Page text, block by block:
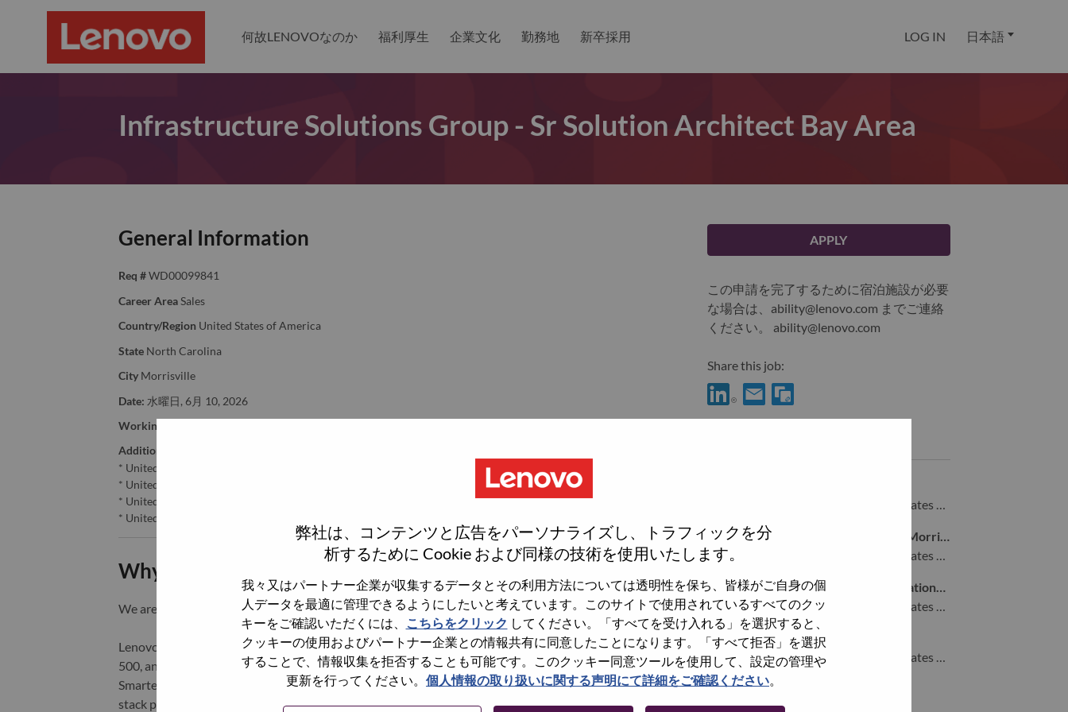
弊社は、コンテンツと広告をパーソナライズし、トラフィックを分
析するために Cookie および同様の技術を使用いたします。
我々又はパートナー企業が収集するデータとその利用方法については透明性を保ち、皆様がご自身の個
人データを最適に管理できるようにしたいと考えています。このサイトで使用されているすべてのクッ
キーをご確認いただくには、
こちらをクリック してください。「すべてを受け入れる」を選択すると、
クッキーの使用およびパートナー企業との情報共有に同意したことになります。「すべて拒否」を選択
することで、情報収集を拒否することも可能です。このクッキー同意ツールを使用して、設定の管理や
更新を行ってください。 個人情報の取り扱いに関する声明にて詳細をご確認ください
何故LENOVOなのか 福利厚生 企業文化 勤務地 新卒採用 LOG IN 日本語
Infrastructure Solutions Group - Sr Solution Architect Bay Area
General Information
Req # WD00099841
Career Area Sales
Country/Region United States of America
State North Carolina
City Morrisville
Date: 水曜日, 6月 10, 2026
Working Time:
Additional Locations
* United States of America - California - Los Angeles
* United States of America - California - San Francisco
* United States of America - California - San Diego
* United States of America - California - San Jose
Why Work at Lenovo
We are Lenovo. We do what we say. We own what we do. We WOW our customers.
Lenovo is a US$83 billion revenue global technology powerhouse, ranked #196 in the Fortune Global
500, and serving millions of customers every day in 180 markets. Focused on a bold vision to deliver
Smarter Technology for All, Lenovo has built on its success as the world’s largest PC company with a full-
stack portfolio of AI-enabled, AI-ready, and AI-optimized devices (PCs, workstations, smartphones,
APPLY
この申請を完了するために宿泊施設が必要
な場合は、ability@lenovo.com までご連絡
ください。 ability@lenovo.com
Share this job:
Morrisville, North Carolina, United States of America,
Sr Inside Account Representative - Morrisville, NC
Morrisville, North Carolina, United States of America,
Senior Manager of Strategy & Operations for Digital Commerce (Remote)
Morrisville, North Carolina, United States of America,
Data Storage Solutions Architect
Morrisville, North Carolina, United States of America,